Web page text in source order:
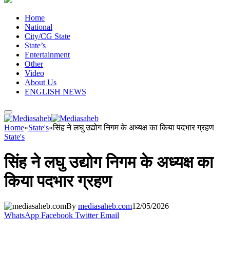
Home
National
City/CG State
State’s
Entertainment
Other
Video
About Us
ENGLISH NEWS
Home»State's»सिंह ने लघु उ‌द्योग निगम के अध्यक्ष का किया पदभार ग्रहण
State's
सिंह ने लघु उ‌द्योग निगम के अध्यक्ष का
किया पदभार ग्रहण
By mediasaheb.com12/05/2026
WhatsApp Facebook Twitter Email